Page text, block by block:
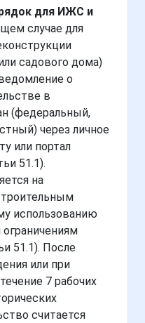
для ИЖС и
случае для
садового дома)
о
в
(федеральный,
через личное
или портал
51.1).
на
использованию
ограничениям
51.1). После
или при
7 рабочих
считается